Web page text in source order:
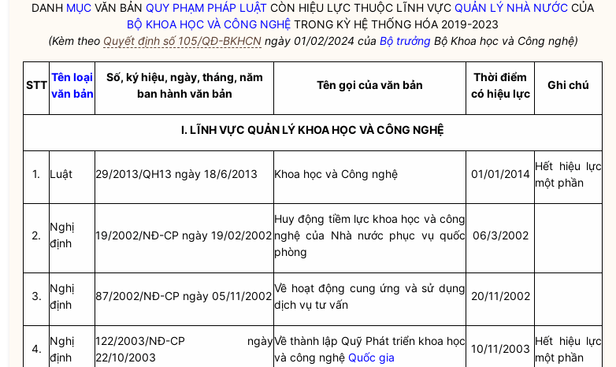
DANH MỤC VĂN BẢN QUY PHẠM PHÁP LUẬT CÒN HIỆU LỰC THUỘC LĨNH VỰC QUẢN LÝ NHÀ NƯỚC CỦA
BỘ KHOA HỌC VÀ CÔNG NGHỆ TRONG KỲ HỆ THỐNG HÓA 2019-2023
(Kèm theo Quyết định số 105/QĐ-BKHCNngày 01/02/2024 của Bộ trưởng Bộ Khoa học và Công nghệ)
STT
Tên loại
văn bản
Số, ký hiệu, ngày, tháng, năm
ban hành văn bản
Tên gọi của văn bản
Thời điểm
có hiệu lực
Ghi chú
I. LĨNH VỰC QUẢN LÝ KHOA HỌC VÀ CÔNG NGHỆ
1. Luật 29/2013/QH13 ngày 18/6/2013 Khoa học và Công nghệ 01/01/2014
Hết hiệu lực
một phần
2.
Nghị
định
19/2002/NĐ-CP ngày 19/02/2002
Huy động tiềm lực khoa học và công
nghệ của Nhà nước phục vụ quốc
phòng
06/3/2002
3.
Nghị
định
87/2002/NĐ-CP ngày 05/11/2002
Về hoạt động cung ứng và sử dụng
dịch vụ tư vấn
20/11/2002
4.
Nghị
định
122/2003/NĐ-CP ngày
22/10/2003
Về thành lập Quỹ Phát triển khoa học
và công nghệ Quốc gia
10/11/2003
Hết hiệu lực
một phần